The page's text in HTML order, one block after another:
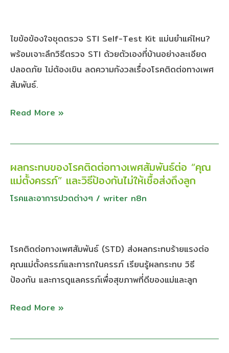
ไขข้อข้องใจชุดตรวจ STI Self-Test Kit แม่นยำแค่ไหน?
พร้อมเจาะลึกวิธีตรวจ STI ด้วยตัวเองที่บ้านอย่างละเอียด
ปลอดภัย ไม่ต้องเขิน ลดความกังวลเรื่องโรคติดต่อทางเพศ
สัมพันธ์.
Kit:
แม่นยำ
แค่
ไหน?
วิธี
ด้วย
เอง
ที่
บ้าน
ต้อง
เขิน
หมอ
Read More »
ผลกระทบของโรคติดต่อทางเพศสัมพันธ์ต่อ “คุณ
แม่ตั้งครรภ์” และวิธีป้องกันไม่ให้เชื้อส่งถึงลูก
โรคและอาการปวดต่างๆ / writer n8n
โรคติดต่อทางเพศสัมพันธ์ (STD) ส่งผลกระทบร้ายแรงต่อ
คุณแม่ตั้งครรภ์และทารกในครรภ์ เรียนรู้ผลกระทบ วิธี
ป้องกัน และการดูแลครรภ์เพื่อสุขภาพที่ดีของแม่และลูก
ผลก
ระ
ทบ
ติดต่อ
ทาง
เพศ
ต่อ
แม่
Read More »